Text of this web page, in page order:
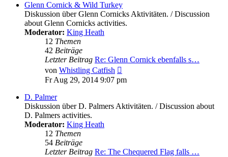
Glenn Cornick & Wild Turkey
Diskussion über Glenn Cornicks Aktivitäten. / Discussion
about Glenn Cornicks activities.
Moderator: King Heath
12 Themen
42 Beiträge
Letzter Beitrag Re: Glenn Cornick ebenfalls s…
von Whistling Catfish
Beitrag
Fr Aug 29, 2014 9:07 pm
D. Palmer
Diskussion über D. Palmers Aktivitäten. / Discussion about
D. Palmers activities.
Moderator: King Heath
12 Themen
54 Beiträge
Letzter Beitrag Re: The Chequered Flag falls …